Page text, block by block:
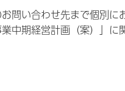
問い合わせ先まで個別に
中期経営計画（案）」に